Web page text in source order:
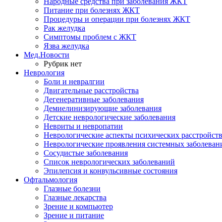
Питание при болезнях ЖКТ
Процедуры и операции при болезнях ЖКТ
Рак желудка
Симптомы проблем с ЖКТ
Язва желудка
Мед.Новости
Рубрик нет
Неврология
Боли и невралгии
Двигательные расстройства
Дегенеративные заболевания
Демиелинизирующие заболевания
Детские неврологические заболевания
Невриты и невропатии
Неврологические аспекты психических расстройств
Неврологические проявления системных
Сосудистые заболевания
Список неврологических заболеваний
Эпилепсия и конвульсивные состояния
Офтальмология
Глазные болезни
Глазные лекарства
Зрение и компьютер
Зрение и питание